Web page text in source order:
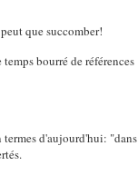
que succomber!
bourré de références
d'aujourd'hui: "dans